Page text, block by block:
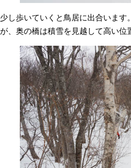
少し歩いていくと鳥居に出合いま
が、奥の橋は積雪を見越して高い位